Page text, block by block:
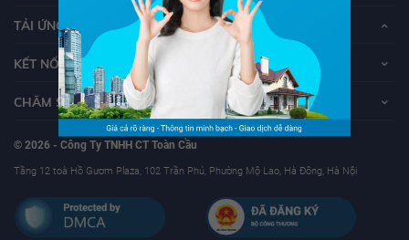
TẢI ỨNG DỤNG YOUHOMES
KẾT NỐI VỚI YOUHOMES
CHĂM SÓC KHÁCH HÀNG
© 2026 - Công Ty TNHH CT Toàn Cầu
Tầng 12 toà Hồ Gươm Plaza, 102 Trần Phú, Phường Mộ Lao, Hà Đông, Hà Nội